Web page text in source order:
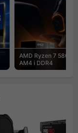
AMD Ryzen 7
AM4 i DDR4